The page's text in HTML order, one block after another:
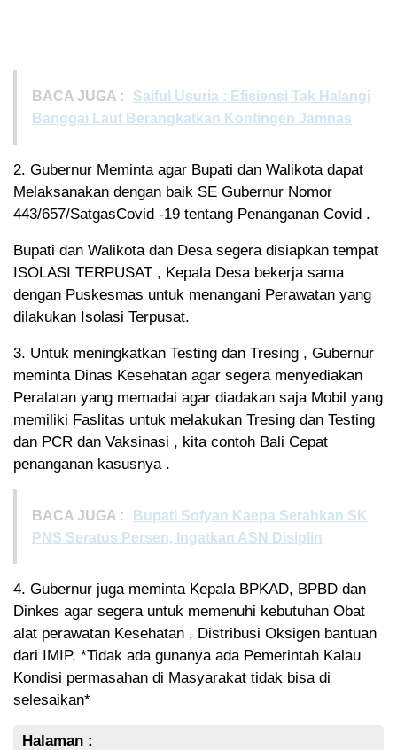
BACA JUGA :
Saiful Usuria : Efisiensi Tak Halangi
Banggai Laut Berangkatkan Kontingen Jamnas
2. Gubernur Meminta agar Bupati dan Walikota dapat
Melaksanakan dengan baik SE Gubernur Nomor
443/657/SatgasCovid -19 tentang Penanganan Covid .
Bupati dan Walikota dan Desa segera disiapkan tempat
ISOLASI TERPUSAT , Kepala Desa bekerja sama
dengan Puskesmas untuk menangani Perawatan yang
dilakukan Isolasi Terpusat.
3. Untuk meningkatkan Testing dan Tresing , Gubernur
meminta Dinas Kesehatan agar segera menyediakan
Peralatan yang memadai agar diadakan saja Mobil yang
memiliki Faslitas untuk melakukan Tresing dan Testing
dan PCR dan Vaksinasi , kita contoh Bali Cepat
penanganan kasusnya .
BACA JUGA :
Bupati Sofyan Kaepa Serahkan SK
PNS Seratus Persen, Ingatkan ASN Disiplin
4. Gubernur juga meminta Kepala BPKAD, BPBD dan
Dinkes agar segera untuk memenuhi kebutuhan Obat
alat perawatan Kesehatan , Distribusi Oksigen bantuan
dari IMIP. *Tidak ada gunanya ada Pemerintah Kalau
Kondisi permasahan di Masyarakat tidak bisa di
selesaikan*
Halaman :